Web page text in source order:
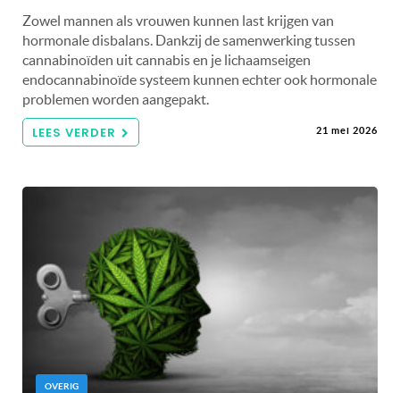
Zowel mannen als vrouwen kunnen last krijgen van
hormonale disbalans. Dankzij de samenwerking tussen
cannabinoïden uit cannabis en je lichaamseigen
endocannabinoïde systeem kunnen echter ook hormonale
problemen worden aangepakt.
LEES VERDER 21 mei 2026
OVERIG